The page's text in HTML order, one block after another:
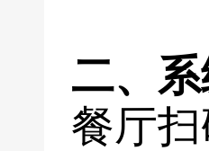
二、
餐厅